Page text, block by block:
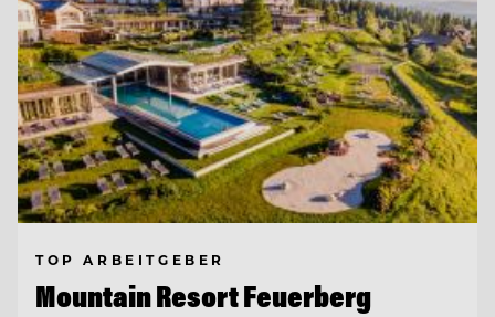
TOP ARBEITGEBER
Mountain Resort Feuerberg